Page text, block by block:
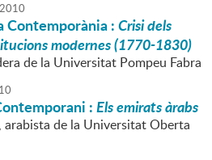
2010
:Crisi dels
modernes (1770-1830)
de la Universitat Pompeu Fabra
:Els emirats àrabs
de la Universitat Oberta